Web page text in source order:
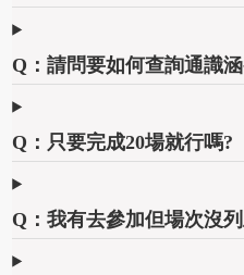
Q：請問要如何查詢通識
Q：只要完成20場就行嗎?
Q：我有去參加但場次沒